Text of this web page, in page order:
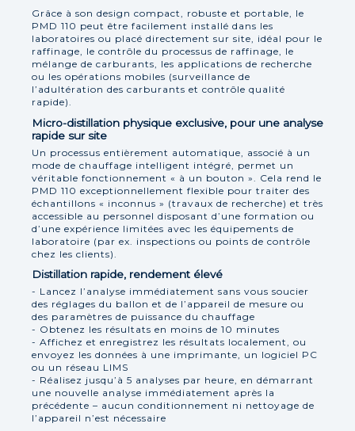
Grâce à son design compact, robuste et portable, le
PMD 110 peut être facilement installé dans les
laboratoires ou placé directement sur site, idéal pour le
raffinage, le contrôle du processus de raffinage, le
mélange de carburants, les applications de recherche
ou les opérations mobiles (surveillance de
l’adultération des carburants et contrôle qualité
rapide).
Micro-distillation physique exclusive, pour une analyse
rapide sur site
Un processus entièrement automatique, associé à un
mode de chauffage intelligent intégré, permet un
véritable fonctionnement « à un bouton ». Cela rend le
PMD 110 exceptionnellement flexible pour traiter des
échantillons « inconnus » (travaux de recherche) et très
accessible au personnel disposant d’une formation ou
d’une expérience limitées avec les équipements de
laboratoire (par ex. inspections ou points de contrôle
chez les clients).
Distillation rapide, rendement élevé
- Lancez l’analyse immédiatement sans vous soucier
des réglages du ballon et de l’appareil de mesure ou
des paramètres de puissance du chauffage
- Obtenez les résultats en moins de 10 minutes
- Affichez et enregistrez les résultats localement, ou
envoyez les données à une imprimante, un logiciel PC
ou un réseau LIMS
- Réalisez jusqu’à 5 analyses par heure, en démarrant
une nouvelle analyse immédiatement après la
précédente – aucun conditionnement ni nettoyage de
l’appareil n’est nécessaire